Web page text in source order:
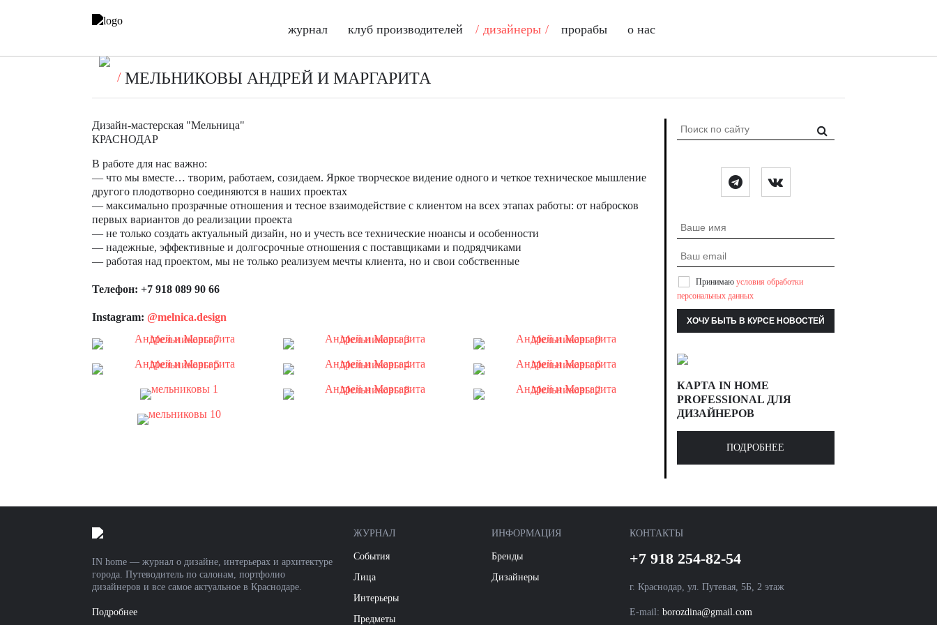
журнал клуб производителей дизайнеры прорабы о нас
МЕЛЬНИКОВЫ АНДРЕЙ И МАРГАРИТА
Дизайн-мастерская "Мельница"
КРАСНОДАР
В работе для нас важно:
— что мы вместе… творим, работаем, созидаем. Яркое творческое видение одного и четкое техническое мышление
другого плодотворно соединяются в наших проектах
— максимально прозрачные отношения и тесное взаимодействие с клиентом на всех этапах работы: от набросков
первых вариантов до реализации проекта
— не только создать актуальный дизайн, но и учесть все технические нюансы и особенности
— надежные, эффективные и долгосрочные отношения с поставщиками и подрядчиками
— работая над проектом, мы не только реализуем мечты клиента, но и свои собственные
Телефон: +7 918 089 90 66
Instagram: @melnica.design
Принимаю условия обработки
персональных данных
КАРТА IN HOME
PROFESSIONAL ДЛЯ
ДИЗАЙНЕРОВ
ПОДРОБНЕЕ
IN home — журнал о дизайне, интерьерах и архитектуре
города. Путеводитель по салонам, портфолио
дизайнеров и все самое актуальное в Краснодаре.
Подробнее
ЖУРНАЛ
События
Лица
Интерьеры
Предметы
ИНФОРМАЦИЯ
Бренды
Дизайнеры
КОНТАКТЫ
+7 918 254-82-54
г. Краснодар, ул. Путевая, 5Б, 2 этаж
E-mail:borozdina@gmail.com